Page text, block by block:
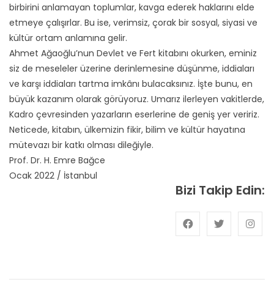
birbirini anlamayan toplumlar, kavga ederek haklarını elde
etmeye çalışırlar. Bu ise, verimsiz, çorak bir sosyal, siyasi ve
kültür ortam anlamına gelir.
Ahmet Ağaoğlu’nun Devlet ve Fert kitabını okurken, eminiz
siz de meseleler üzerine derinlemesine düşünme, iddiaları
ve karşı iddiaları tartma imkânı bulacaksınız. İşte bunu, en
büyük kazanım olarak görüyoruz. Umarız ilerleyen vakitlerde,
Kadro çevresinden yazarların eserlerine de geniş yer veririz.
Neticede, kitabın, ülkemizin fikir, bilim ve kültür hayatına
mütevazı bir katkı olması dileğiyle.
Prof. Dr. H. Emre Bağce
Ocak 2022 / İstanbul
Bizi Takip Edin: